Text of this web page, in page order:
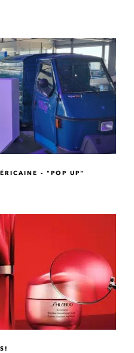
- "POP UP"